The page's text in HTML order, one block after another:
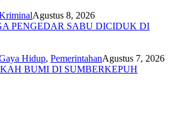
Agustus 8, 2026
PENGEDAR SABU DICIDUK DI
Hidup, PemerintahanAgustus 7, 2026
BUMI DI SUMBERKEPUH